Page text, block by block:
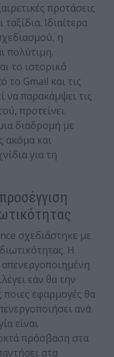
προτάσεις
Ιδιαίτερα
η
πολύτιμη.
το ιστορικό
το Gmail και τις
να παρακάμψει τις
προτείνει
διαδρομή με
ακόμα και
για τη
σχεδιάστηκε με
Η
εάν θα την
ποιες εφαρμογές θα
ανά
είναι
πρόσβαση στα
στα